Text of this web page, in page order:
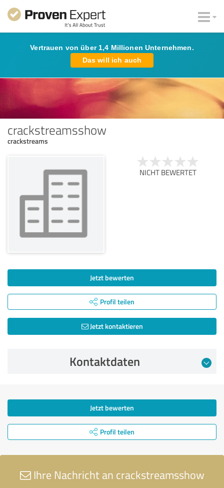
Vertrauen von über 1,4 Millionen Unternehmen.
Das will ich auch
crackstreamsshow
crackstreams
NICHT BEWERTET
Jetzt bewerten
Profil teilen
Jetzt kontaktieren
Kontaktdaten
Jetzt bewerten
Profil teilen
Ihre Nachricht an crackstreamsshow